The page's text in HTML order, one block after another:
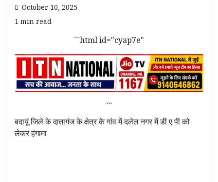
October 10, 2025
1 min read
```html id="cyap7e"
```
बदायूं जिले के दातागंज के क्षेत्र के गांव में दलेल नगर में डी ए पी को
लेकर हंगामा